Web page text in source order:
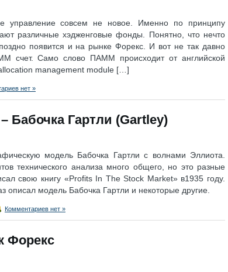
управление совсем не новое. Именно по принципу
различные хэдженговые фонды. Понятно, что нечто
появится и на рынке Форекс. И вот не так давно
счет. Само слово ПАММ происходит от английской
management module […]
нет »
Бабочка Гартли (Gartley)
модель Бабочка Гартли с волнами Эллиота.
технического анализа много общего, но это разные
свою книгу «Profits In The Stock Market» в1935 году.
описал модель Бабочка Гартли и некоторые другие.
Комментариев нет »
Форекс